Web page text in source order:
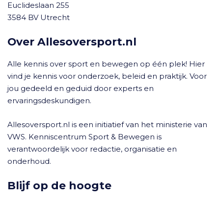
Euclideslaan 255
3584 BV Utrecht
Over Allesoversport.nl
Alle kennis over sport en bewegen op één plek! Hier
vind je kennis voor onderzoek, beleid en praktijk. Voor
jou gedeeld en geduid door experts en
ervaringsdeskundigen.
Allesoversport.nl is een initiatief van het ministerie van
VWS. Kenniscentrum Sport & Bewegen is
verantwoordelijk voor redactie, organisatie en
onderhoud.
Blijf op de hoogte